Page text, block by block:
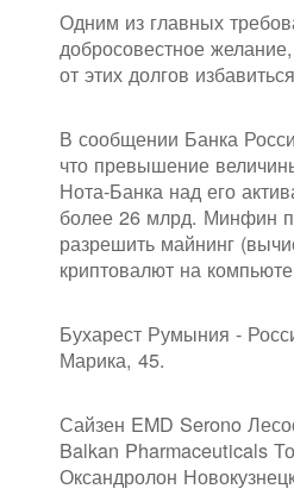
Одним из главных
добросовестное
от этих долгов
В сообщении Банка
что превышение
Нота-Банка над его
более 26 млрд. Минфин
разрешить майнинг
криптовалют на
Бухарест Румыния -
Марика, 45.
Сайзен EMD Serono
Balkan Pharmaceuticals
Оксандролон